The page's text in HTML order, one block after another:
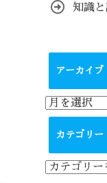
知識
アーカイブ
ア
ー
カテゴリー
カ
テ